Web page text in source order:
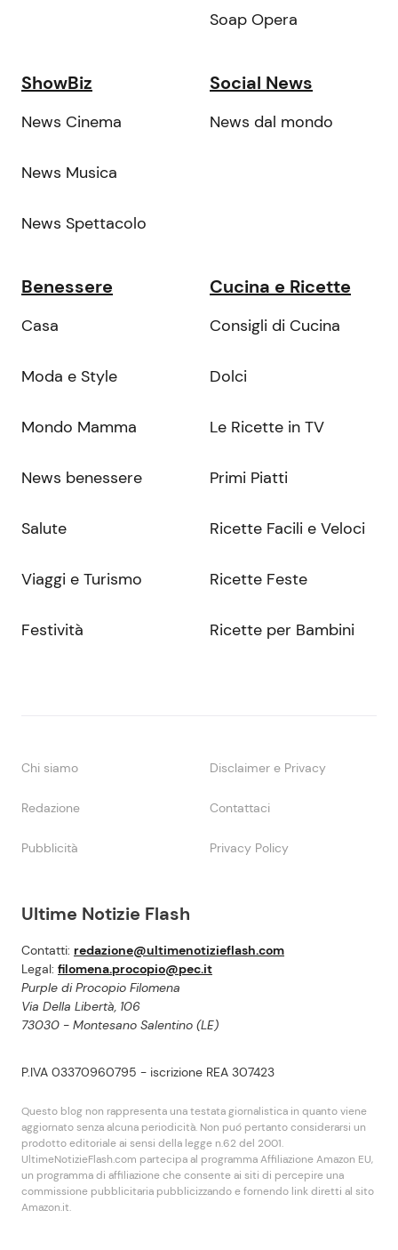
Ultime Notizie Flash
Contatti: redazione@ultimenotizieflash.com
Legal: filomena.procopio@pec.it
Purple di Procopio Filomena
Via Della Libertà, 106
73030 - Montesano Salentino (LE)
P.IVA 03370960795 - iscrizione REA 307423
Questo blog non rappresenta una testata giornalistica in quanto viene
aggiornato senza alcuna periodicità. Non puó pertanto considerarsi un
prodotto editoriale ai sensi della legge n.62 del 2001.
UltimeNotizieFlash.com partecipa al programma Affiliazione Amazon EU,
un programma di affiliazione che consente ai siti di percepire una
commissione pubblicitaria pubblicizzando e fornendo link diretti al sito
Amazon.it.
Soap Opera
ShowBiz
News Cinema
News Musica
News Spettacolo
Social News
News dal mondo
Benessere
Casa
Moda e Style
Mondo Mamma
News benessere
Salute
Viaggi e Turismo
Festività
Cucina e Ricette
Consigli di Cucina
Dolci
Le Ricette in TV
Primi Piatti
Ricette Facili e Veloci
Ricette Feste
Ricette per Bambini
Chi siamo Disclaimer e Privacy
Redazione Contattaci
Pubblicità Privacy Policy